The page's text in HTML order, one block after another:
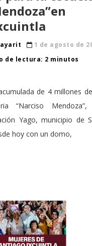
1 de agosto de
de lectura: 2 minutos
de 4 millones
“Narciso
Yago, municipio de
hoy con un domo,